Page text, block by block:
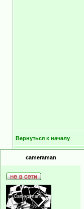
Вернуться к началу
cameraman